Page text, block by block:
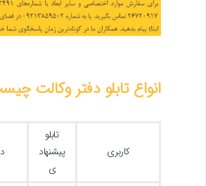
انواع تابلو دفتر وکالت
کاربری
تابلو
پیشنهاد
ی